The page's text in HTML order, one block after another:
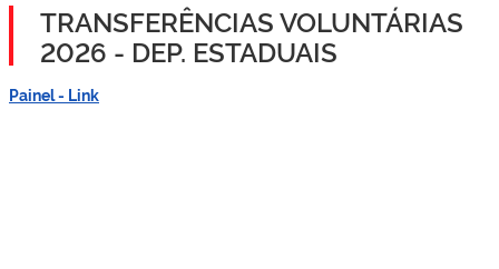
TRANSFERÊNCIAS VOLUNTÁRIAS
2026 - DEP. ESTADUAIS
Painel - Link